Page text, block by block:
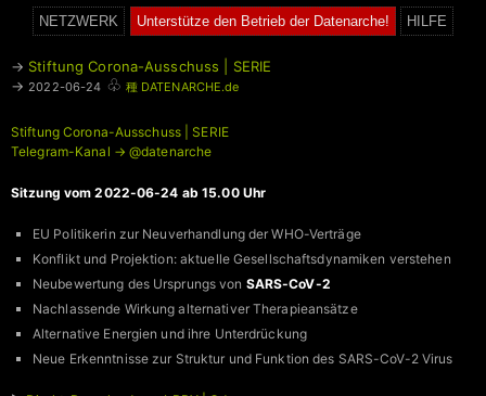
NETZWERK Unterstütze den Betrieb der Datenarche! HILFE
→ Stiftung Corona-Ausschuss | SERIE
→ 2022-06-24 ♧ 種 DATENARCHE.de
Stiftung Corona-Ausschuss | SERIE
Telegram-Kanal → @datenarche
Sitzung vom 2022-06-24 ab 15.00 Uhr
EU Politikerin zur Neuverhandlung der WHO-Verträge
Konflikt und Projektion: aktuelle Gesellschaftsdynamiken verstehen
Neubewertung des Ursprungs von SARS-CoV-2
Nachlassende Wirkung alternativer Therapieansätze
Alternative Energien und ihre Unterdrückung
Neue Erkenntnisse zur Struktur und Funktion des SARS-CoV-2 Virus